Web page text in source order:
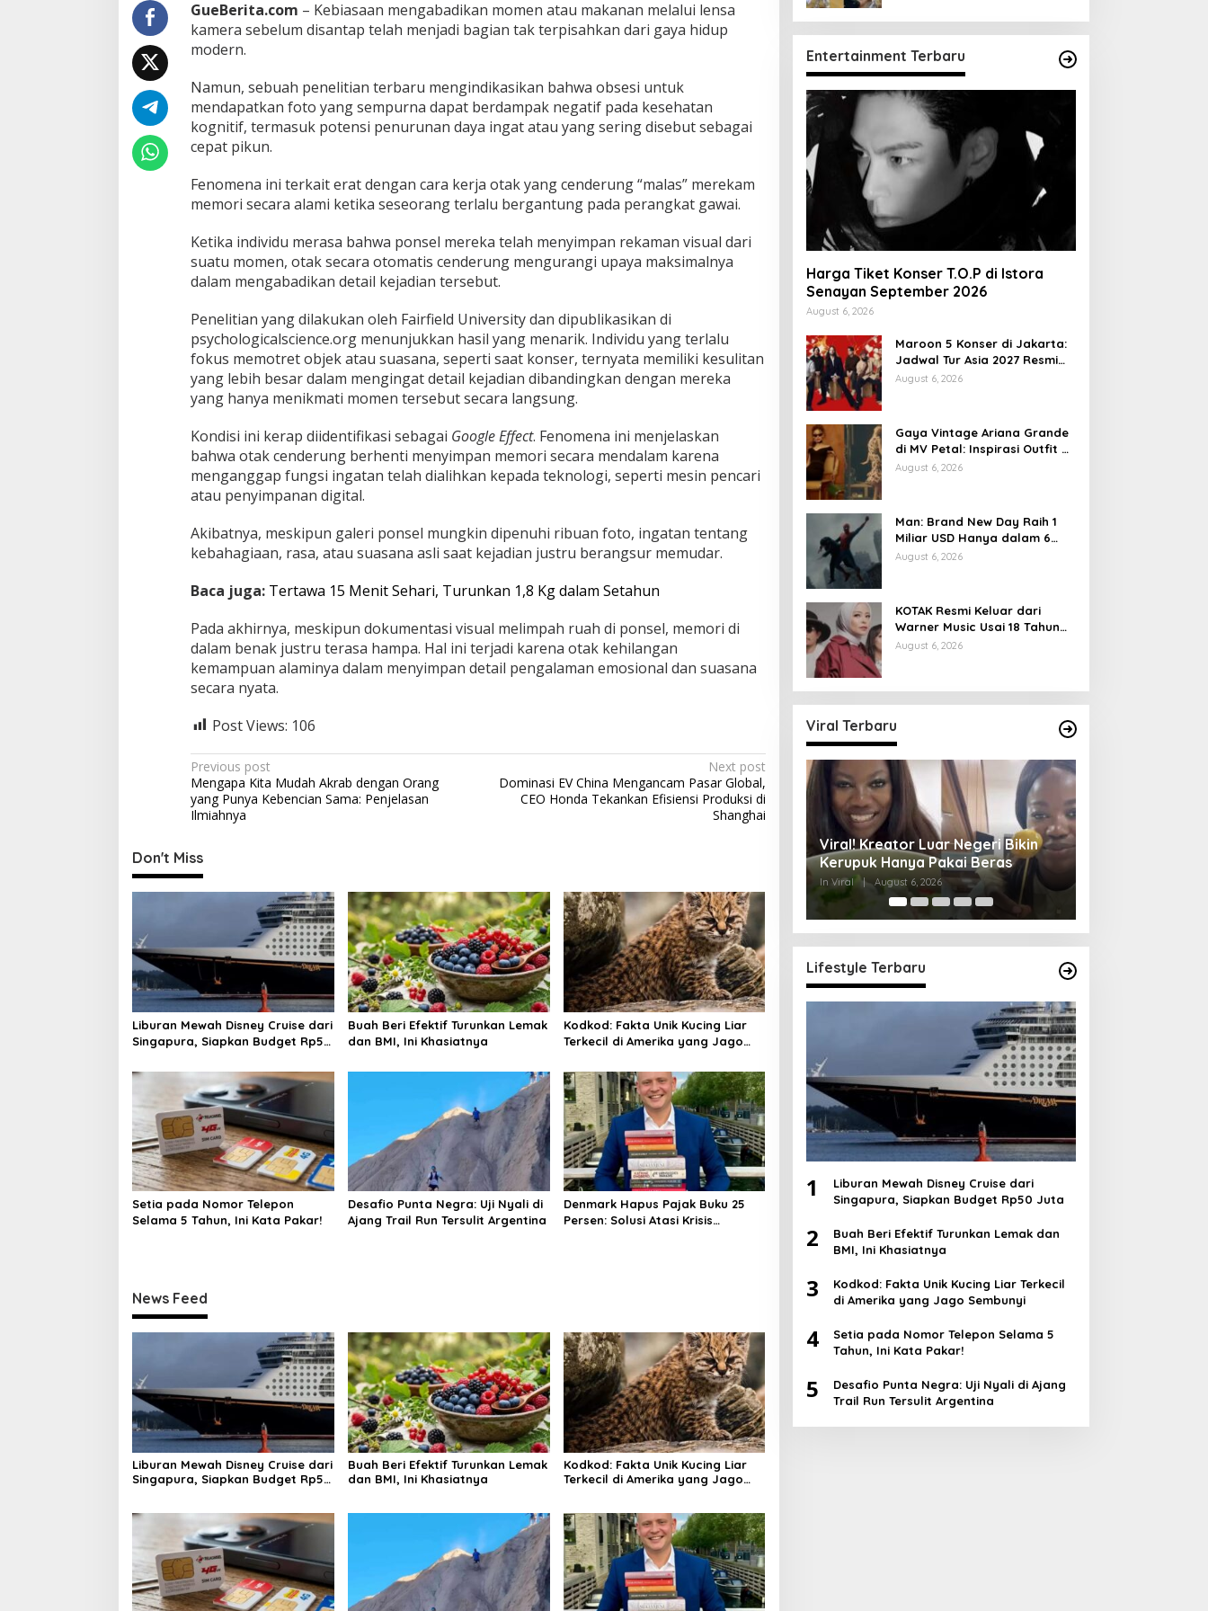
n
g
n
g
g
u
I
g
t
n
GueBerita.com – Kebiasaan mengabadikan momen atau makanan melalui lensa
kamera sebelum disantap telah menjadi bagian tak terpisahkan dari gaya hidup
modern.
Namun, sebuah penelitian terbaru mengindikasikan bahwa obsesi untuk
mendapatkan foto yang sempurna dapat berdampak negatif pada kesehatan
kognitif, termasuk potensi penurunan daya ingat atau yang sering disebut sebagai
cepat pikun.
Fenomena ini terkait erat dengan cara kerja otak yang cenderung “malas” merekam
memori secara alami ketika seseorang terlalu bergantung pada perangkat gawai.
Ketika individu merasa bahwa ponsel mereka telah menyimpan rekaman visual dari
suatu momen, otak secara otomatis cenderung mengurangi upaya maksimalnya
dalam mengabadikan detail kejadian tersebut.
Penelitian yang dilakukan oleh Fairfield University dan dipublikasikan di
psychologicalscience.org menunjukkan hasil yang menarik. Individu yang terlalu
fokus memotret objek atau suasana, seperti saat konser, ternyata memiliki kesulitan
yang lebih besar dalam mengingat detail kejadian dibandingkan dengan mereka
yang hanya menikmati momen tersebut secara langsung.
Kondisi ini kerap diidentifikasi sebagai Google Effect. Fenomena ini menjelaskan
bahwa otak cenderung berhenti menyimpan memori secara mendalam karena
menganggap fungsi ingatan telah dialihkan kepada teknologi, seperti mesin pencari
atau penyimpanan digital.
Akibatnya, meskipun galeri ponsel mungkin dipenuhi ribuan foto, ingatan tentang
kebahagiaan, rasa, atau suasana asli saat kejadian justru berangsur memudar.
Baca juga: Tertawa 15 Menit Sehari, Turunkan 1,8 Kg dalam Setahun
Pada akhirnya, meskipun dokumentasi visual melimpah ruah di ponsel, memori di
dalam benak justru terasa hampa. Hal ini terjadi karena otak kehilangan
kemampuan alaminya dalam menyimpan detail pengalaman emosional dan suasana
secara nyata.
Post Views: 106
P
o
s
n
a
i
g
a
t
i
o
n
Previous post
Mengapa Kita Mudah Akrab dengan Orang
yang Punya Kebencian Sama: Penjelasan
Ilmiahnya
Next post
Dominasi EV China Mengancam Pasar Global,
CEO Honda Tekankan Efisiensi Produksi di
Shanghai
Don't Miss
Liburan Mewah Disney Cruise dari
Singapura, Siapkan Budget Rp50
Buah Beri Efektif Turunkan Lemak
dan BMI, Ini Khasiatnya
Kodkod: Fakta Unik Kucing Liar
Terkecil di Amerika yang Jago
Setia pada Nomor Telepon
Selama 5 Tahun, Ini Kata Pakar!
Desafio Punta Negra: Uji Nyali di
Ajang Trail Run Tersulit Argentina
Denmark Hapus Pajak Buku 25
Persen: Solusi Atasi Krisis
News Feed
Liburan Mewah Disney Cruise dari
Singapura, Siapkan Budget Rp50
Buah Beri Efektif Turunkan Lemak
dan BMI, Ini Khasiatnya
Kodkod: Fakta Unik Kucing Liar
Terkecil di Amerika yang Jago
Entertainment Terbaru
Harga Tiket Konser T.O.P di Istora
Senayan September 2026
August 6, 2026
Maroon 5 Konser di Jakarta:
Jadwal Tur Asia 2027 Resmi
Dirilis
August 6, 2026
Gaya Vintage Ariana Grande
di MV Petal: Inspirasi Outfit &
Makeup
August 6, 2026
Man: Brand New Day Raih 1
Miliar USD Hanya dalam 6
Hari
August 6, 2026
KOTAK Resmi Keluar dari
Warner Music Usai 18 Tahun
Berkarya
August 6, 2026
Viral Terbaru
Yurizal Meninggal Usai Menunggu
8 Jam di RS, Begini Kronologinya
In Viral | August 6, 2026
Lifestyle Terbaru
1
Liburan Mewah Disney Cruise dari
Singapura, Siapkan Budget Rp50 Juta
2
Buah Beri Efektif Turunkan Lemak dan
BMI, Ini Khasiatnya
3
Kodkod: Fakta Unik Kucing Liar Terkecil
di Amerika yang Jago Sembunyi
4
Setia pada Nomor Telepon Selama 5
Tahun, Ini Kata Pakar!
5
Desafio Punta Negra: Uji Nyali di Ajang
Trail Run Tersulit Argentina